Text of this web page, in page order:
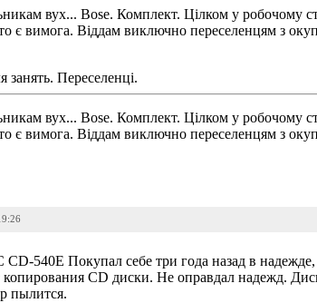
вух... Bose. Комплект. Цілком у робочому
є вимога. Віддам виключно переселенцям з
Переселенцi.
вух... Bose. Комплект. Цілком у робочому
є вимога. Віддам виключно переселенцям з
540E Покупал себе три года назад в надежде,
CD диски. Не оправдал надежд.
пылится.